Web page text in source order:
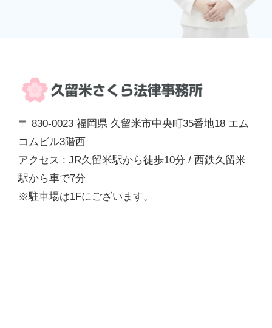
〒 830-0023 福岡県 久留米市中央町35番地18 エム
コムビル3階西
アクセス : JR久留米駅から徒歩10分 / 西鉄久留米
駅から車で7分
※駐車場は1Fにございます。